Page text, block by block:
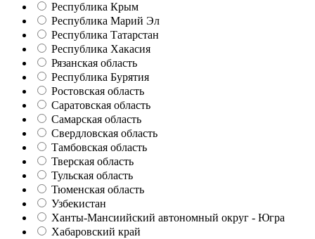
Республика Крым
Республика Марий Эл
Республика Татарстан
Республика Хакасия
Рязанская область
Республика Бурятия
Ростовская область
Саратовская область
Самарская область
Свердловская область
Тамбовская область
Тверская область
Тульская область
Тюменская область
Узбекистан
Ханты-Мансиийский автономный округ - Югра
Хабаровский край